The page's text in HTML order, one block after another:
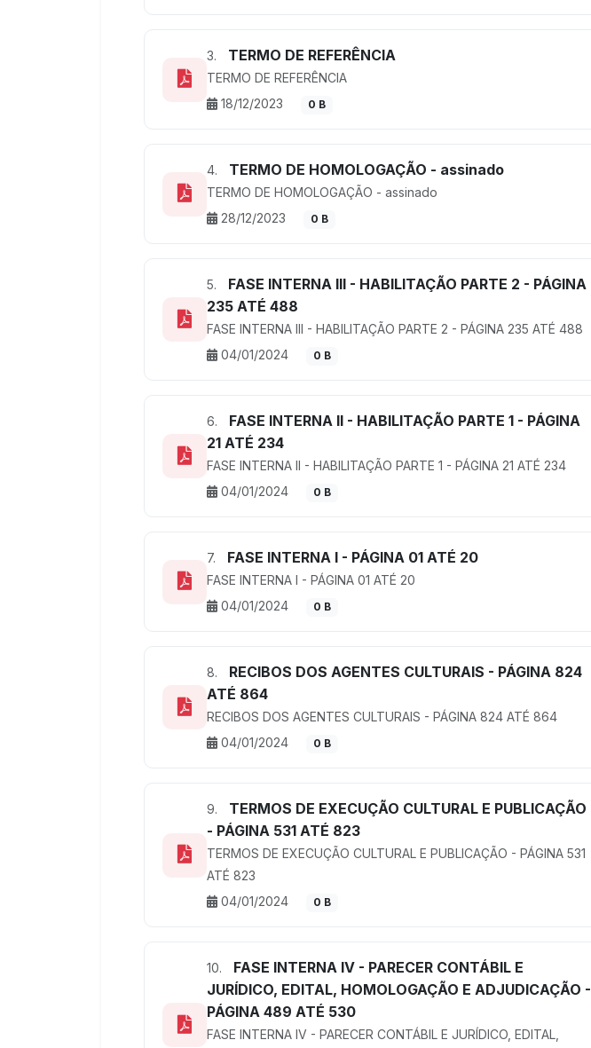
3. TERMO DE REFERÊNCIA
TERMO DE REFERÊNCIA
18/12/2023
0 B
4. TERMO DE HOMOLOGAÇÃO - assinado
TERMO DE HOMOLOGAÇÃO - assinado
28/12/2023
0 B
5.
FASE INTERNA III - HABILITAÇÃO PARTE 2 - PÁGINA
235 ATÉ 488
FASE INTERNA III - HABILITAÇÃO PARTE 2 - PÁGINA 235 ATÉ 488
04/01/2024
0 B
6.
FASE INTERNA II - HABILITAÇÃO PARTE 1 - PÁGINA
21 ATÉ 234
FASE INTERNA II - HABILITAÇÃO PARTE 1 - PÁGINA 21 ATÉ 234
04/01/2024
0 B
7. FASE INTERNA I - PÁGINA 01 ATÉ 20
FASE INTERNA I - PÁGINA 01 ATÉ 20
04/01/2024
0 B
8.
RECIBOS DOS AGENTES CULTURAIS - PÁGINA 824
ATÉ 864
RECIBOS DOS AGENTES CULTURAIS - PÁGINA 824 ATÉ 864
04/01/2024
0 B
9.
TERMOS DE EXECUÇÃO CULTURAL E PUBLICAÇÃO
- PÁGINA 531 ATÉ 823
TERMOS DE EXECUÇÃO CULTURAL E PUBLICAÇÃO - PÁGINA 531
ATÉ 823
04/01/2024
0 B
10.
FASE INTERNA IV - PARECER CONTÁBIL E
JURÍDICO, EDITAL, HOMOLOGAÇÃO E ADJUDICAÇÃO -
PÁGINA 489 ATÉ 530
FASE INTERNA IV - PARECER CONTÁBIL E JURÍDICO, EDITAL,